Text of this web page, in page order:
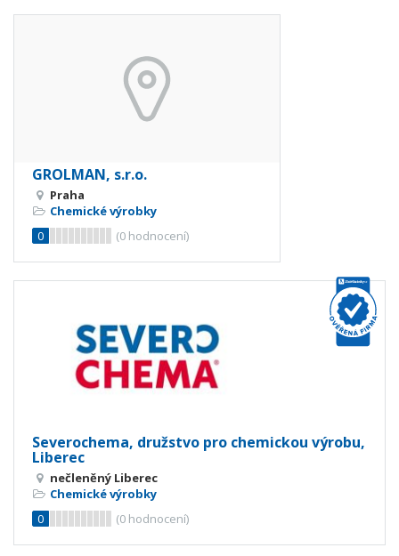
GROLMAN, s.r.o.
Praha
Chemické výrobky
0
(0 hodnocení)
Severochema, družstvo pro chemickou výrobu,
Liberec
nečleněný Liberec
Chemické výrobky
0
(0 hodnocení)